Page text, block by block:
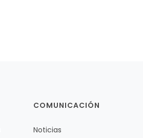
COMUNICACIÓN
Noticias